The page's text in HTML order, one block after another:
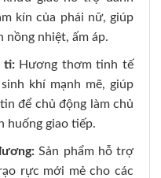
kín của phái nữ, giúp
nồng nhiệt, ấm áp.
ti:Hương thơm tinh tế
khí mạnh mẽ, giúp
để chủ động làm chủ
huống giao tiếp.
Sản phẩm hỗ trợ
rực mới mẻ cho các